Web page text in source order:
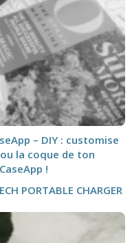
– DIY : customise
la coque de ton
!
PORTABLE CHARGER